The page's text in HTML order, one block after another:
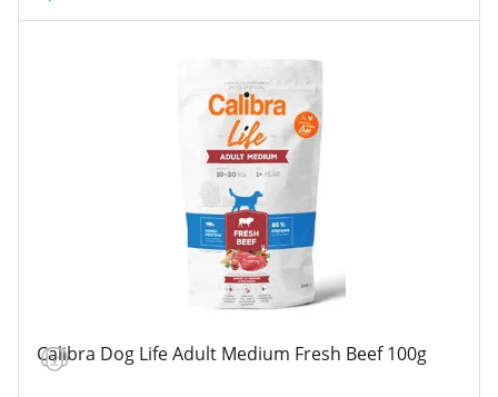
Calibra Dog Life Adult Medium Fresh Beef 100g